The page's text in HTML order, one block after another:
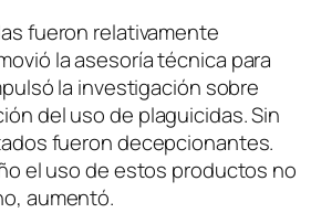
fueron relativamente
la asesoría técnica para
la investigación sobre
del uso de plaguicidas. Sin
fueron decepcionantes.
el uso de estos productos no
aumentó.